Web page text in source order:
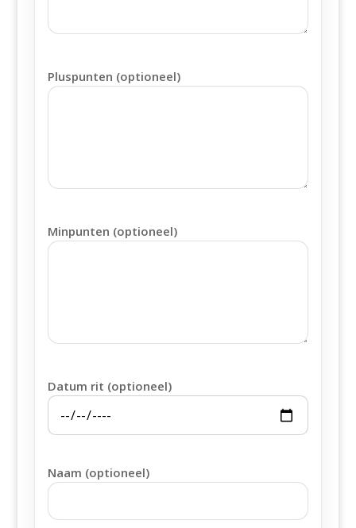
Pluspunten (optioneel)
Minpunten (optioneel)
Datum rit (optioneel)
Naam (optioneel)